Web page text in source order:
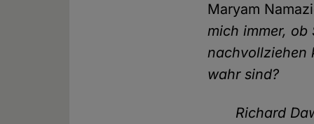
Maryam
mich immer, ob
nachvollziehen
wahr sind?
Richard